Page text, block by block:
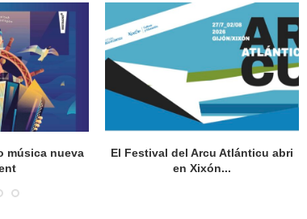
música nueva
El Festival del Arcu Atlánticu abri
en Xixón...